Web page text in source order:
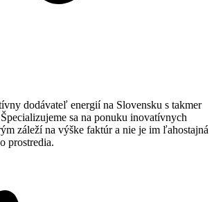
dodávateľ energií na Slovensku s takmer
sa na ponuku inovatívnych
záleží na výške faktúr a nie je im ľahostajná
prostredia.